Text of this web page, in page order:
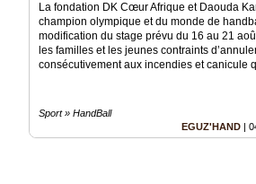
La fondation DK Cœur Afrique et Daouda
champion olympique et du monde de
modification du stage prévu du 16 au 21
les familles et les jeunes contraints
consécutivement aux incendies et canicule
Sport » HandBall
EGUZ'HAND